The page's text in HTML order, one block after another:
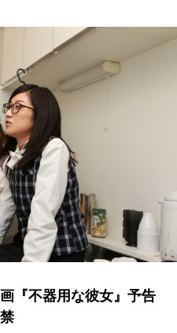
『不器用な彼女』予告